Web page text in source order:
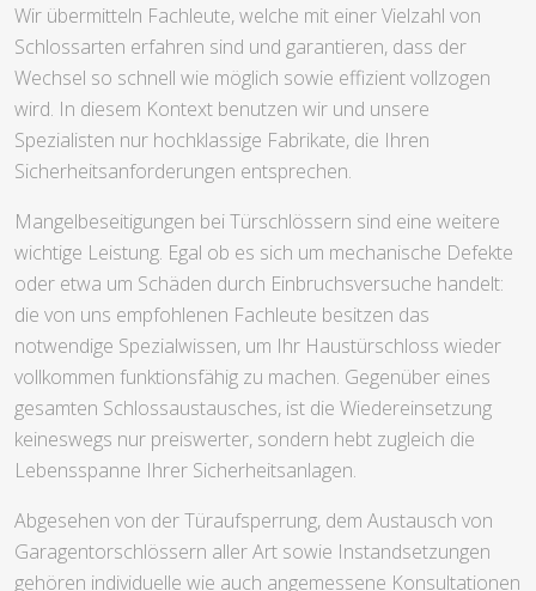
Wir übermitteln Fachleute, welche mit einer Vielzahl von
Schlossarten erfahren sind und garantieren, dass der
Wechsel so schnell wie möglich sowie effizient vollzogen
wird. In diesem Kontext benutzen wir und unsere
Spezialisten nur hochklassige Fabrikate, die Ihren
Sicherheitsanforderungen entsprechen.
Mangelbeseitigungen bei Türschlössern sind eine weitere
wichtige Leistung. Egal ob es sich um mechanische Defekte
oder etwa um Schäden durch Einbruchsversuche handelt:
die von uns empfohlenen Fachleute besitzen das
notwendige Spezialwissen, um Ihr Haustürschloss wieder
vollkommen funktionsfähig zu machen. Gegenüber eines
gesamten Schlossaustausches, ist die Wiedereinsetzung
keineswegs nur preiswerter, sondern hebt zugleich die
Lebensspanne Ihrer Sicherheitsanlagen.
Abgesehen von der Türaufsperrung, dem Austausch von
Garagentorschlössern aller Art sowie Instandsetzungen
gehören individuelle wie auch angemessene Konsultationen